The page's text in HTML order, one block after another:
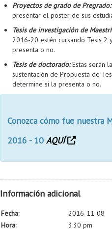
Proyectos de grado de Pregrado:
presentar el poster de sus
Tesis de investigación de
2016-20 estén cursando Tesis 2
presenta o no.
Tesis de doctorado:Estas serán
sustentación de Propuesta de
determine si la presenta o no.
Conozca cómo fue nuestra
2016 - 10 AQUÍ
Información adicional
Fecha:
2016-11-08
Hora:
3:30 pm